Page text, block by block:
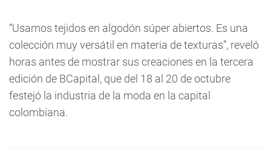
“Usamos tejidos en algodón súper abiertos. Es una
colección muy versátil en materia de texturas”, reveló
horas antes de mostrar sus creaciones en la tercera
edición de BCapital, que del 18 al 20 de octubre
festejó la industria de la moda en la capital
colombiana.